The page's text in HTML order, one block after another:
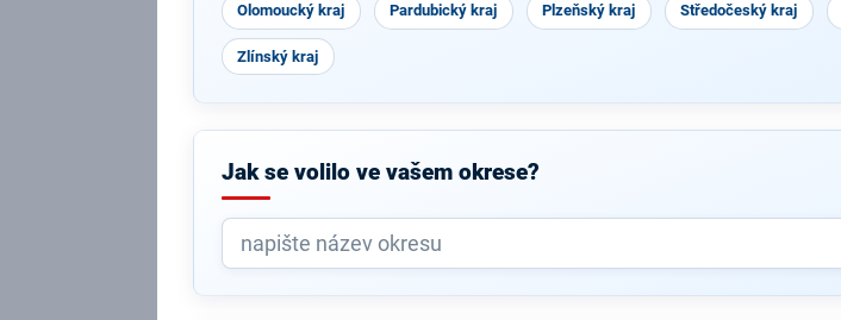
Olomoucký kraj Pardubický kraj Plzeňský kraj Středočeský kraj
Zlínský kraj
Jak se volilo ve vašem okrese?